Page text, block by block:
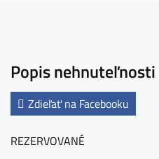
Popis nehnuteľnosti
Zdieľať na Facebooku
REZERVOVANÉ